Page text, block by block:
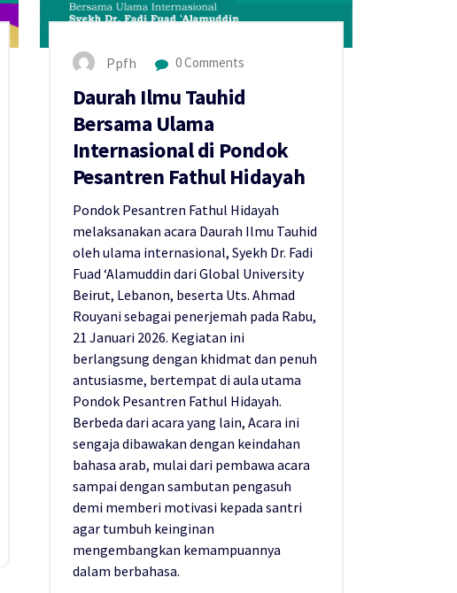
Ppfh 0 Comments
Daurah Ilmu Tauhid
Bersama Ulama
Internasional di Pondok
Pesantren Fathul Hidayah
Pondok Pesantren Fathul Hidayah
melaksanakan acara Daurah Ilmu Tauhid
oleh ulama internasional, Syekh Dr. Fadi
Fuad ‘Alamuddin dari Global University
Beirut, Lebanon, beserta Uts. Ahmad
Rouyani sebagai penerjemah pada Rabu,
21 Januari 2026. Kegiatan ini
berlangsung dengan khidmat dan penuh
antusiasme, bertempat di aula utama
Pondok Pesantren Fathul Hidayah.
Berbeda dari acara yang lain, Acara ini
sengaja dibawakan dengan keindahan
bahasa arab, mulai dari pembawa acara
sampai dengan sambutan pengasuh
demi memberi motivasi kepada santri
agar tumbuh keinginan
mengembangkan kemampuannya
dalam berbahasa.